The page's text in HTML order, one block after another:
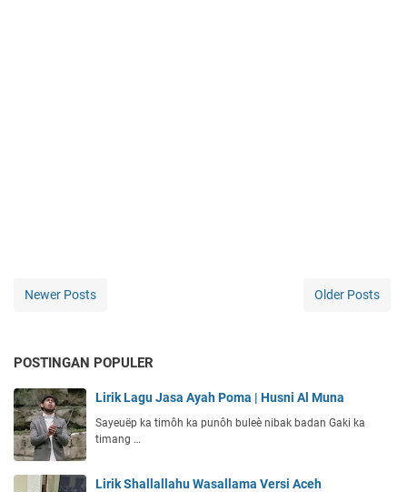
Newer Posts Older Posts
POSTINGAN POPULER
Lirik Lagu Jasa Ayah Poma | Husni Al Muna
Sayeuëp ka timôh ka punôh buleè nibak badan Gaki ka
timang …
Lirik Shallallahu Wasallama Versi Aceh